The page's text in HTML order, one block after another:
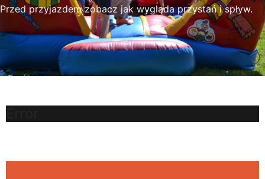
Przed przyjazdem zobacz jak wygląda przystań i spływ.